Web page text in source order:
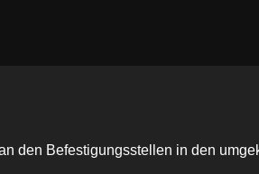
den Befestigungsstellen in den